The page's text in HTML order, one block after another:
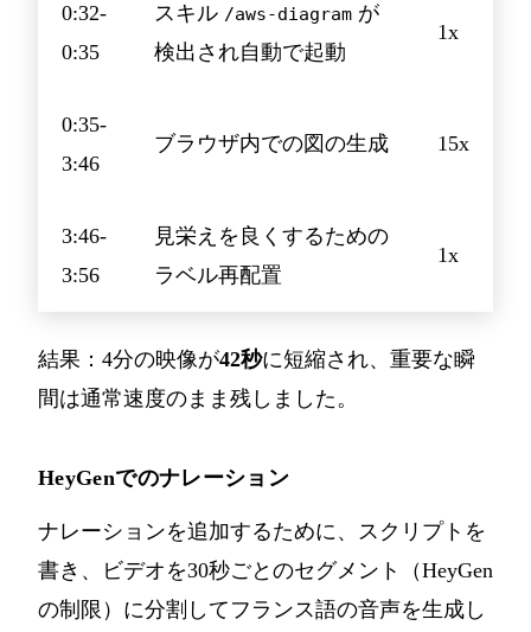
0:32-
0:35
スキル /aws-diagram が
検出され自動で起動
1x
0:35-
3:46
ブラウザ内での図の生成 15x
3:46-
3:56
見栄えを良くするための
ラベル再配置
1x
結果：4分の映像が42秒に短縮され、重要な瞬
間は通常速度のまま残しました。
HeyGenでのナレーション
ナレーションを追加するために、スクリプトを
書き、ビデオを30秒ごとのセグメント（HeyGen
の制限）に分割してフランス語の音声を生成し